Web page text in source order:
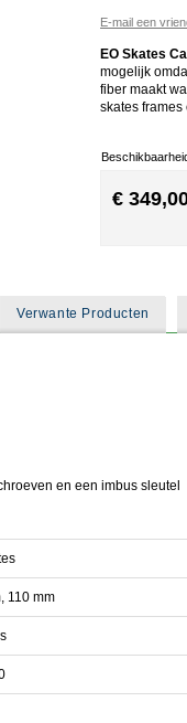
E-mail een
EO Skates
mogelijk
fiber maakt
skates
€
Verwante Producten
en een imbus sleutel
110 mm